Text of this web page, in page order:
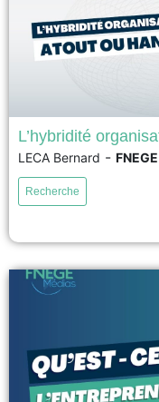
17ème Prix académique de
Conseil 2026 – Meilleur
a examiné comment les
voir
L’hybridité
LECA Bernard - FNEGE
Recherche